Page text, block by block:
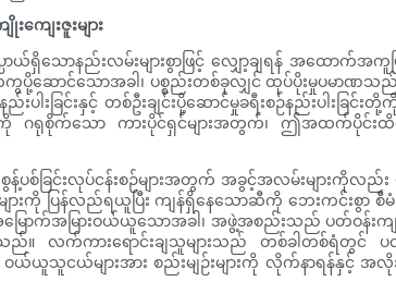
ကျေးဇူးများ
ာနည်းလမ်းများစွာဖြင့် လျှော့ချရန် အထောက်အကူပ
ပို့ဆောင်သောအခါ၊ ပစ္စည်းတစ်ခုလျှင် ထုပ်ပိုးမှုပမာဏ
နည်းပါးခြင်းနှင့် တစ်ဦးချင်းပို့ဆောင်မှုခရီးစဉ်နည်းပ
မှုကို ဂရုစိုက်သော ကားပိုင်ရှင်များအတွက်၊ ဤအထက်ပိုင်
ြင်းလုပ်ငန်းစဉ်များအတွက် အခွင့်အလမ်းများကိုလည်း ဖန်
ျားကို ပြန်လည်ရယူပြီး ကျန်ရှိနေသောဆီကို ဘေးကင်းစွာ
ောက်အမြားဝယ်ယူသောအခါ၊ အဖွဲ့အစည်းသည် ပတ်ဝန်း
သည်။ လက်ကားရောင်းချသူများသည် တစ်ခါတစ်ရံတွင်
ဝယ်ယူသူငယ်များအား စည်းမျဉ်းများကို လိုက်နာရန်နှင့်